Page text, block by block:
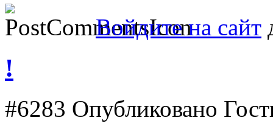
Войдите на сайт
!
#6283 Опубликовано